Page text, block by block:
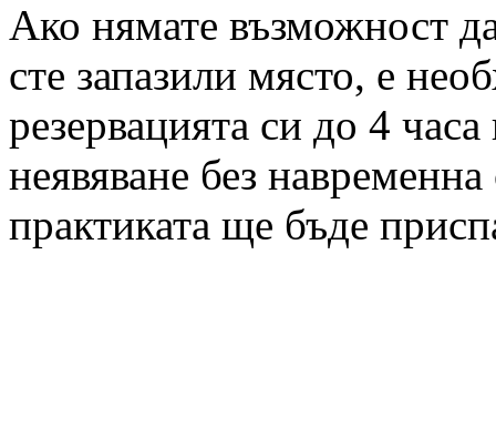
Ако нямате възможност
сте запазили място, е
резервацията си до 4
неявяване без
практиката ще бъде